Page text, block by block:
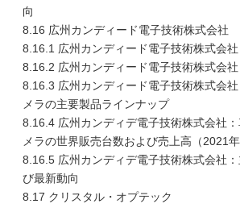
向
8.16 広州カンディード電子技術株式会社
8.16.1 広州カンディード電子技術株式会
8.16.2 広州カンディード電子技術株式会
8.16.3 広州カンディード電子技術株式会
メラの主要製品ラインナップ
8.16.4 広州カンディデ電子技術株式会社
メラの世界販売台数および売上高（2021年
8.16.5 広州カンディデ電子技術株式会社
び最新動向
8.17 クリスタル・オプテック